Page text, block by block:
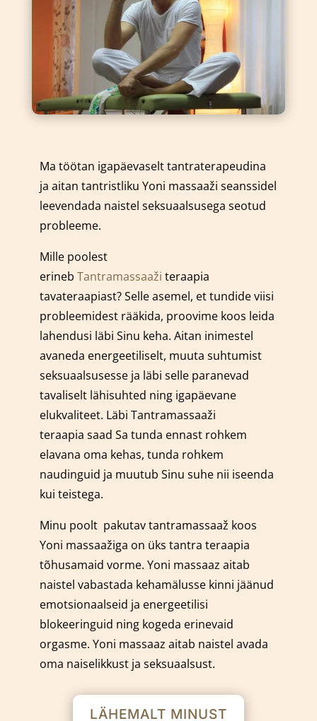
Ma töötan igapäevaselt tantraterapeudina
ja aitan tantristliku Yoni massaaži seanssidel
leevendada naistel seksuaalsusega seotud
probleeme.
Mille poolest
erineb Tantramassaaži teraapia
tavateraapiast? Selle asemel, et tundide viisi
probleemidest rääkida, proovime koos leida
lahendusi läbi Sinu keha. Aitan inimestel
avaneda energeetiliselt, muuta suhtumist
seksuaalsusesse ja läbi selle paranevad
tavaliselt lähisuhted ning igapäevane
elukvaliteet. Läbi Tantramassaaži
teraapia saad Sa tunda ennast rohkem
elavana oma kehas, tunda rohkem
naudinguid ja muutub Sinu suhe nii iseenda
kui teistega.
Minu poolt pakutav tantramassaaž koos
Yoni massaažiga on üks tantra teraapia
tõhusamaid vorme. Yoni massaaz aitab
naistel vabastada kehamälusse kinni jäänud
emotsionaalseid ja energeetilisi
blokeeringuid ning kogeda erinevaid
orgasme. Yoni massaaz aitab naistel avada
oma naiselikkust ja seksuaalsust.
LÄHEMALT MINUST